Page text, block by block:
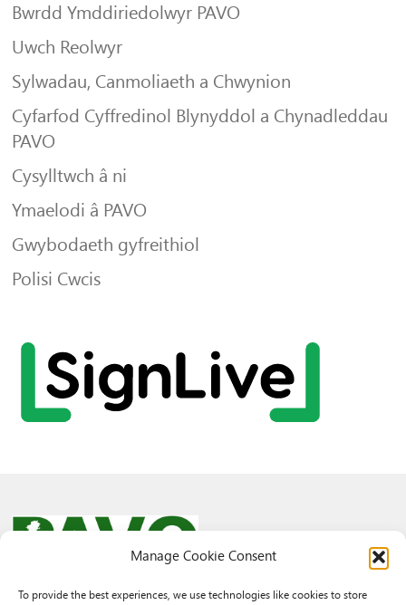
Manage Cookie Consent
To provide the best experiences, we use technologies like cookies to store
Bwrdd Ymddiriedolwyr PAVO
Uwch Reolwyr
Sylwadau, Canmoliaeth a Chwynion
Cyfarfod Cyffredinol Blynyddol a Chynadleddau
PAVO
Cysylltwch â ni
Ymaelodi â PAVO
Gwybodaeth gyfreithiol
Polisi Cwcis